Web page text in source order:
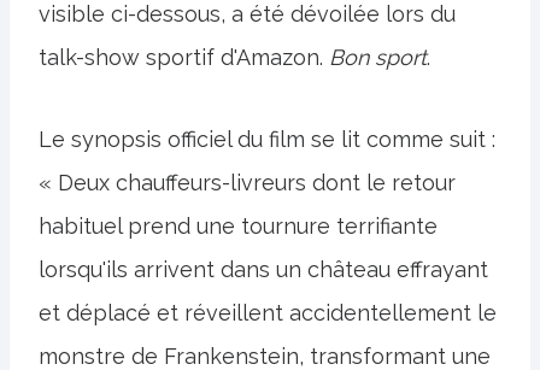
visible ci-dessous, a été dévoilée lors du
talk-show sportif d'Amazon. Bon sport.
Le synopsis officiel du film se lit comme suit :
« Deux chauffeurs-livreurs dont le retour
habituel prend une tournure terrifiante
lorsqu'ils arrivent dans un château effrayant
et déplacé et réveillent accidentellement le
monstre de Frankenstein, transformant une